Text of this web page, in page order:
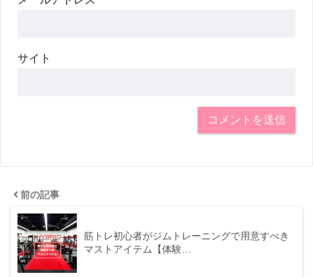
サイト
前の記事
筋トレ初心者がジムトレーニングで用意すべき
マストアイテム【体験…